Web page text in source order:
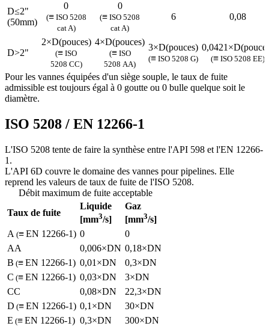
D≤2"
(50mm)
0
(≡ISO 5208
cat A)
0
(≡ ISO 5208
cat A)
6 0,08
D>2"
2×D(pouces)
(≡ ISO
5208 CC)
4×D(pouces)
(≡ISO
5208 AA)
3×D(pouces)
(≡ ISO 5208 G) (≡ISO 5208 EE)
Pour les vannes équipées d'un siège souple, le taux de fuite
admissible est toujours égal à 0 goutte ou 0 bulle quelque soit le
diamètre.
ISO 5208 / EN 12266-1
L'ISO 5208 tente de faire la synthèse entre l'API 598 et l'EN 12266-
1.
L'API 6D couvre le domaine des vannes pour pipelines. Elle
reprend les valeurs de taux de fuite de l'ISO 5208.
Débit maximum de fuite acceptable
Taux de fuite
Liquide
[mm3/s]
Gaz
[mm3/s]
A (≡EN 12266-1) 0
0
AA
0,006×DN 0,18×DN
B (≡EN 12266-1) 0,01×DN
0,3×DN
C (≡EN 12266-1) 0,03×DN
3×DN
CC
0,08×DN
22,3×DN
D (≡EN 12266-1) 0,1×DN
30×DN
E (≡EN 12266-1) 0,3×DN
300×DN